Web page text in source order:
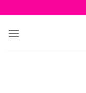
ไป
ยัง